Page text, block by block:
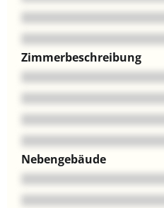
Zimmerbeschreibung
Nebengebäude